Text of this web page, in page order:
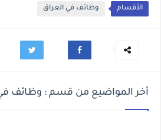
الأقسام وظائف في العراق
أخر المواضيع من قسم : وظائف